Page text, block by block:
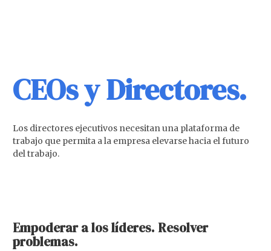
CEOs y Directores.
Los directores ejecutivos necesitan una plataforma de
trabajo que permita a la empresa elevarse hacia el futuro
del trabajo.
Empoderar a los líderes. Resolver
problemas.